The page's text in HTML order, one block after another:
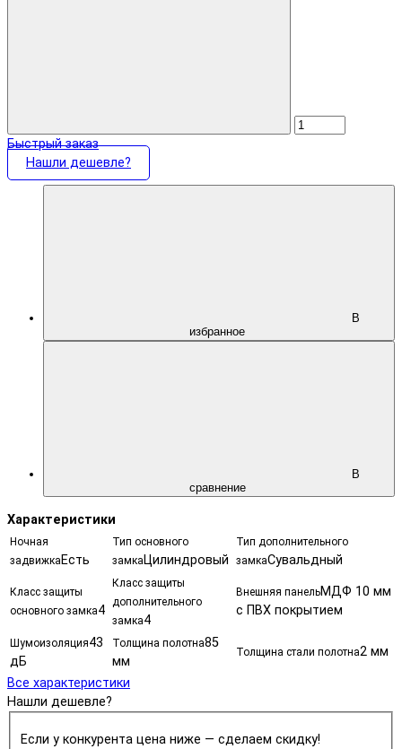
Быстрый заказ
Нашли дешевле?
В
избранное
В
сравнение
Характеристики
Ночная
задвижка Есть
Тип основного
замка Цилиндровый
Тип дополнительного
замкаСувальдный
Класс защиты
основного замка4
Класс защиты
дополнительного
замка4
Внешняя панельМДФ 10 мм
с ПВХ покрытием
Шумоизоляция43
дБ
Толщина полотна85
мм
Толщина стали полотна2 мм
Все характеристики
Нашли дешевле?
Если у конкурента цена ниже — сделаем скидку!